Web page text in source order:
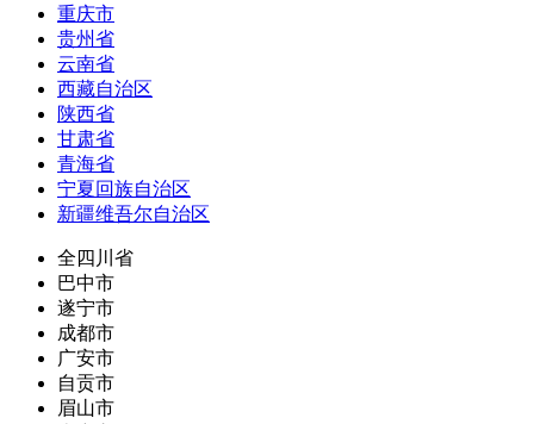
重庆市
贵州省
云南省
西藏自治区
陕西省
甘肃省
青海省
宁夏回族自治区
新疆维吾尔自治区
全四川省
巴中市
遂宁市
成都市
广安市
自贡市
眉山市